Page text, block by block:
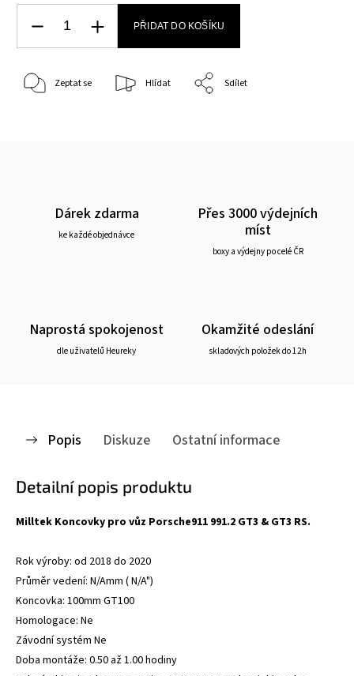
PŘIDAT DO KOŠÍKU
Zeptat se Hlídat Sdílet
Dárek zdarma
ke každé objednávce
Přes 3000 výdejních
míst
boxy a výdejny po celé ČR
Naprostá spokojenost
dle uživatelů Heureky
Okamžité odeslání
skladových položek do 12h
Popis Diskuze Ostatní informace
Detailní popis produktu
Milltek Koncovky pro vůz Porsche911 991.2 GT3 & GT3 RS.
Rok výroby: od 2018 do 2020
Průměr vedení: N/Amm ( N/A")
Koncovka: 100mm GT100
Homologace: Ne
Závodní systém Ne
Doba montáže: 0.50 až 1.00 hodiny